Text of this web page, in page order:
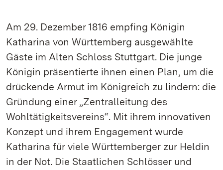
Am 29. Dezember 1816 empfing Königin
Katharina von Württemberg ausgewählte
Gäste im Alten Schloss Stuttgart. Die junge
Königin präsentierte ihnen einen Plan, um die
drückende Armut im Königreich zu lindern: die
Gründung einer „Zentralleitung des
Wohltätigkeitsvereins“. Mit ihrem innovativen
Konzept und ihrem Engagement wurde
Katharina für viele Württemberger zur Heldin
in der Not. Die Staatlichen Schlösser und